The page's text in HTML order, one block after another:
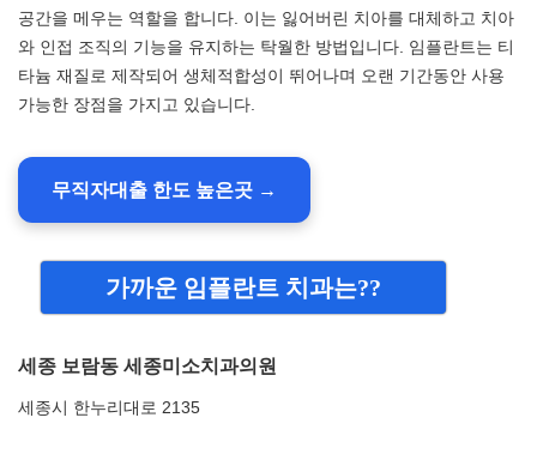
공간을 메우는 역할을 합니다. 이는 잃어버린 치아를 대체하고 치아
와 인접 조직의 기능을 유지하는 탁월한 방법입니다. 임플란트는 티
타늄 재질로 제작되어 생체적합성이 뛰어나며 오랜 기간동안 사용
가능한 장점을 가지고 있습니다.
무직자대출 한도 높은곳 →
가까운 임플란트 치과는??
세종 보람동 세종미소치과의원
세종시 한누리대로 2135